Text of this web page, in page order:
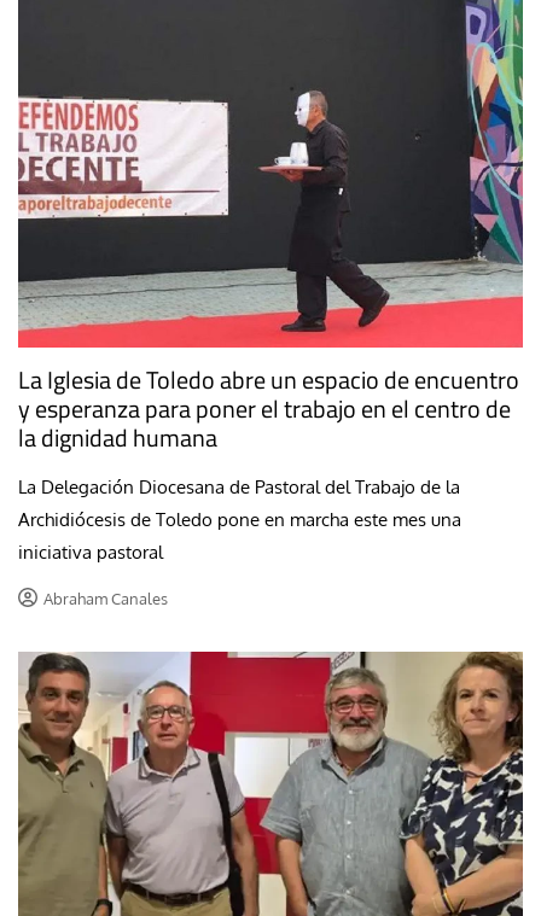
La Iglesia de Toledo abre un espacio de encuentro
y esperanza para poner el trabajo en el centro de
la dignidad humana
La Delegación Diocesana de Pastoral del Trabajo de la
Archidiócesis de Toledo pone en marcha este mes una
iniciativa pastoral
Abraham Canales